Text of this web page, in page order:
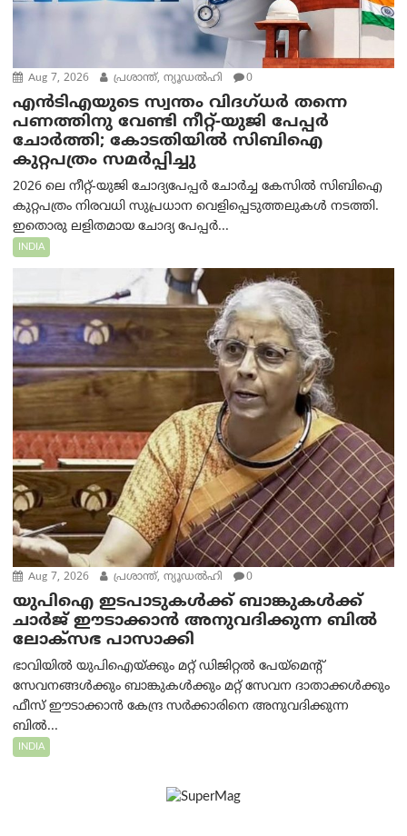
Aug 7, 2026 പ്രശാന്ത്, ന്യൂഡല്‍ഹി 0
എൻ‌ടി‌എയുടെ സ്വന്തം വിദഗ്ധർ തന്നെ
പണത്തിനു വേണ്ടി നീറ്റ്-യു‌ജി പേപ്പർ
ചോർത്തി; കോടതിയില്‍ സിബിഐ
കുറ്റപത്രം സമര്‍പ്പിച്ചു
2026 ലെ നീറ്റ്-യുജി ചോദ്യപേപ്പർ ചോർച്ച കേസിൽ സിബിഐ
കുറ്റപത്രം നിരവധി സുപ്രധാന വെളിപ്പെടുത്തലുകൾ നടത്തി.
ഇതൊരു ലളിതമായ ചോദ്യ പേപ്പർ...
INDIA
Aug 7, 2026 പ്രശാന്ത്, ന്യൂഡല്‍ഹി 0
യുപിഐ ഇടപാടുകൾക്ക് ബാങ്കുകൾക്ക്
ചാർജ് ഈടാക്കാൻ അനുവദിക്കുന്ന ബിൽ
ലോക്‌സഭ പാസാക്കി
ഭാവിയിൽ യുപിഐയ്ക്കും മറ്റ് ഡിജിറ്റൽ പേയ്‌മെന്റ്
സേവനങ്ങൾക്കും ബാങ്കുകൾക്കും മറ്റ് സേവന ദാതാക്കൾക്കും
ഫീസ് ഈടാക്കാൻ കേന്ദ്ര സർക്കാരിനെ അനുവദിക്കുന്ന
ബിൽ...
INDIA